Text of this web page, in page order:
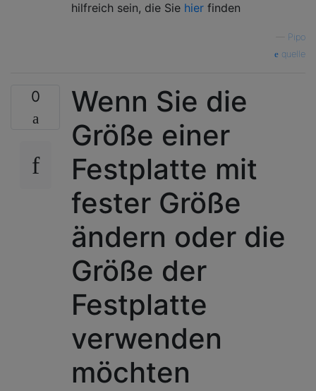
hilfreich sein, die Sie hier finden
Pipo
quelle
0
Wenn Sie die
Größe einer
Festplatte mit
fester Größe
ändern oder die
Größe der
Festplatte
verwenden
möchten